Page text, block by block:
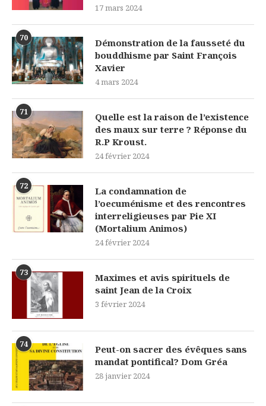
17 mars 2024
70
Démonstration de la fausseté du
bouddhisme par Saint François
Xavier
4 mars 2024
71
Quelle est la raison de l’existence
des maux sur terre ? Réponse du
R.P Kroust.
24 février 2024
72
La condamnation de
l’oecuménisme et des rencontres
interreligieuses par Pie XI
(Mortalium Animos)
24 février 2024
73
Maximes et avis spirituels de
saint Jean de la Croix
3 février 2024
74
Peut-on sacrer des évêques sans
mandat pontifical? Dom Gréa
28 janvier 2024